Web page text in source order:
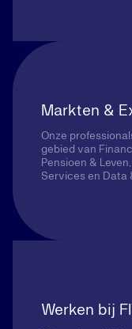
Markten &
Onze
gebied van
Pensioen &
Services en Data
Werken bij